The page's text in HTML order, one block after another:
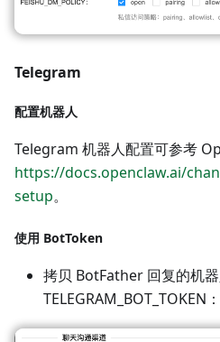
Telegram
配置机器人
Telegram 机器人配置可参考
https://docs.openclaw.ai/
setup。
使用 BotToken
拷贝 BotFather 回复的机
TELEGRAM_BOT_TOKEN：